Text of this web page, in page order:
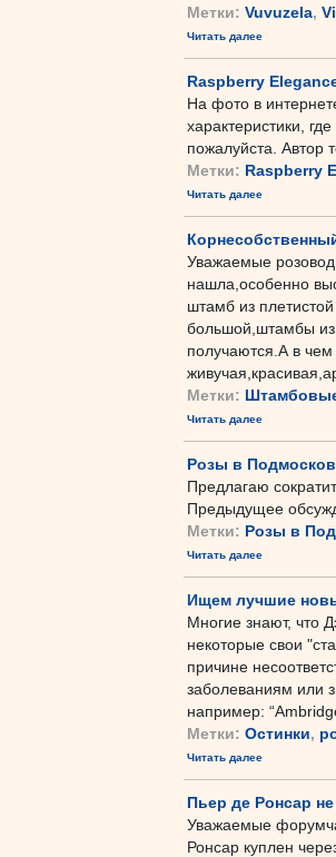
Метки: Vuvuzela,
Читать далее
Raspberry
На фото в
характеристики,
пожалуйста. Автор
Метки: Raspberry
Читать далее
Уважаемые
нашла,особенно
штамб из
большой,штамбы
получаются.А в чем
Метки:
Читать далее
Розы в
Предлагаю
Предыдущее
Метки: Розы в
Читать далее
Ищем лучшие
Многие знают, что
некоторые свои
причине
заболеваниям или
например:
Метки: Остинки,
Читать далее
Пьер де Ронсар не
Уважаемые
Ронсар куплен